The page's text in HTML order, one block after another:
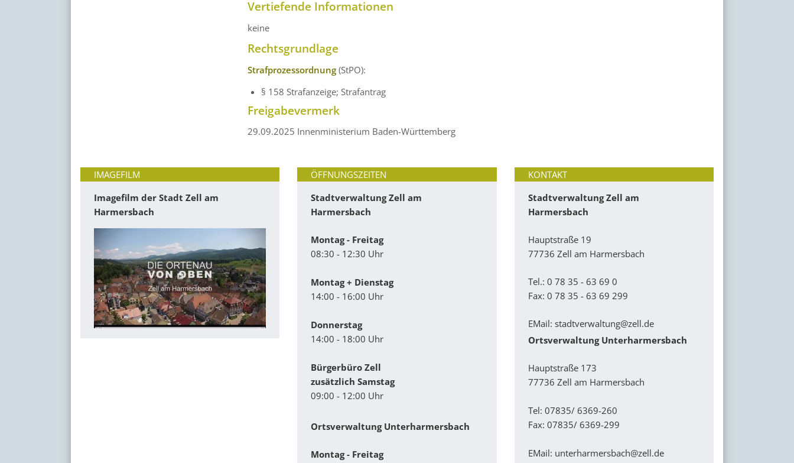
Vertiefende Informationen
keine
Rechtsgrundlage
Strafprozessordnung(StPO):
§ 158 Strafanzeige; Strafantrag
Freigabevermerk
29.09.2025 Innenministerium Baden-Württemberg
IMAGEFILM
Imagefilm der Stadt Zell am
Harmersbach
ÖFFNUNGSZEITEN
Stadtverwaltung Zell am
Harmersbach
Montag - Freitag
08:30 - 12:30 Uhr
Montag + Dienstag
14:00 - 16:00 Uhr
Donnerstag
14:00 - 18:00 Uhr
Bürgerbüro Zell
zusätzlich Samstag
09:00 - 12:00 Uhr
Ortsverwaltung Unterharmersbach
Montag - Freitag
KONTAKT
Stadtverwaltung Zell am
Harmersbach
Hauptstraße 19
77736 Zell am Harmersbach
Tel.: 0 78 35 - 63 69 0
Fax: 0 78 35 - 63 69 299
EMail:stadtverwaltung@zell.de
Ortsverwaltung Unterharmersbach
Hauptstraße 173
77736 Zell am Harmersbach
Tel: 07835/ 6369-260
Fax: 07835/ 6369-299
EMail: unterharmersbach@zell.de